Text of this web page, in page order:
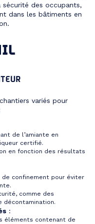
des occupants,
dans les bâtiments en
variés pour
de l’amiante en
certifié.
en fonction des résultats
confinement pour éviter
comme des
décontamination.
:
éléments contenant de